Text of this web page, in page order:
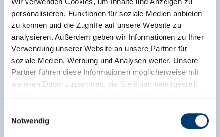
Wir verwenden Cookies, um Inhalte und Anzeigen zu
personalisieren, Funktionen für soziale Medien anbieten
zu können und die Zugriffe auf unsere Website zu
analysieren. Außerdem geben wir Informationen zu Ihrer
Verwendung unserer Website an unsere Partner für
soziale Medien, Werbung und Analysen weiter. Unsere
Partner führen diese Informationen möglicherweise mit
weiteren Daten zusammen, die Sie ihnen bereitgestellt
Notwendig
back to overview